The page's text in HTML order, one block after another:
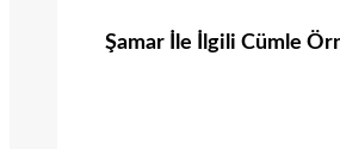
Şamar İle İlgili Cümle